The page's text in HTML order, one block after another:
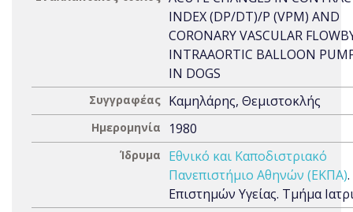
INDEX (DP/DT)/P (VPM) AND
CORONARY VASCULAR
INTRAAORTIC BALLOON
IN DOGS
Συγγραφέας Καμηλάρης, Θεμιστοκλής
Ημερομηνία 1980
Ίδρυμα
Εθνικό και Καποδιστριακό
Πανεπιστήμιο Αθηνών (ΕΚΠΑ)
Επιστημών Υγείας. Τμήμα